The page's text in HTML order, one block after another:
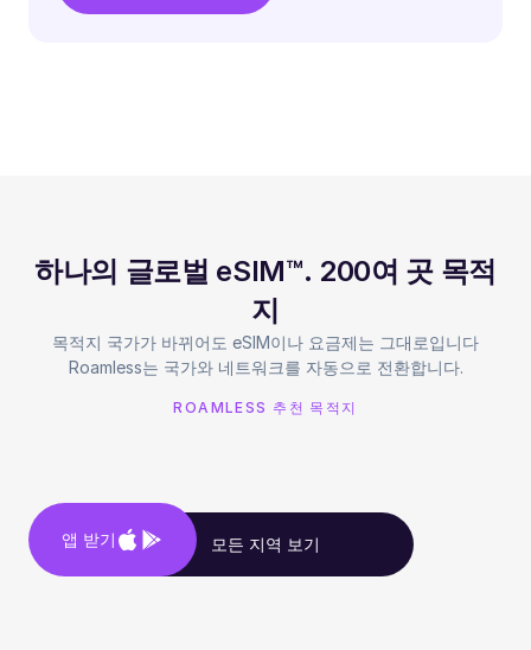
하나의 글로벌 eSIM™. 200여 곳 목적
지
목적지 국가가 바뀌어도 eSIM이나 요금제는 그대로입니다
Roamless는 국가와 네트워크를 자동으로 전환합니다.
ROAMLESS 추천 목적지
모든 지역 보기
앱 받기